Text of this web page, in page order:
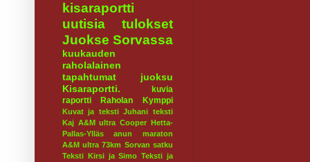
kisaraportti
uutisia
tulokset
Juokse Sorvassa
kuukauden
raholalainen
tapahtumat
juoksu
Kisaraportti.
kuvia
raportti
Raholan Kymppi
Kuvat ja teksti Juhani teksti
Kaj A&M ultra Cooper Hetta-
Pallas-Ylläs
anun maraton
A&M ultra 73km Sorvan satku
Teksti Kirsi ja Simo Teksti ja